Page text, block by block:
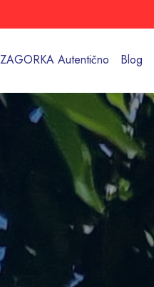
ZAGORKA Autentično Blog